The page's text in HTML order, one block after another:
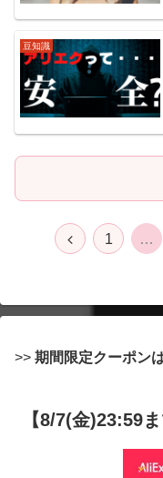
豆知識
前
1 …
>> 期間限定クーポン
【8/7(金)23:59